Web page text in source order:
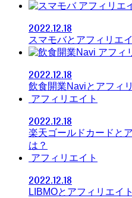
アフィリエ
2022.12.18
スマモバとアフィリエ
アフィ
2022.12.18
飲食開業Naviとアフィ
アフィリエイト
2022.12.18
楽天ゴールドカードと
は？
アフィリエイト
2022.12.18
LIBMOとアフィリエイ